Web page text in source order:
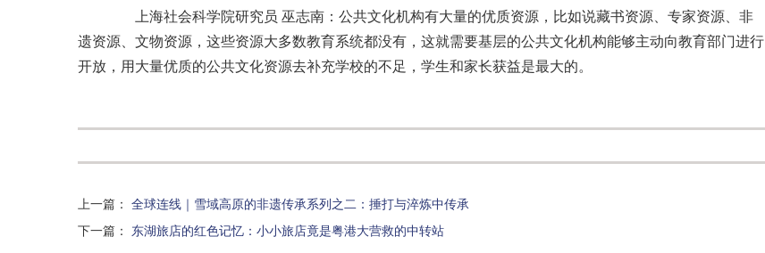
上海社会科学院研究员 巫志南：公共文化机构有大量的优质资源，比如说藏书资源、专家资源、非
遗资源、文物资源，这些资源大多数教育系统都没有，这就需要基层的公共文化机构能够主动向教育部门进行
开放，用大量优质的公共文化资源去补充学校的不足，学生和家长获益是最大的。
上一篇 ： 全球连线｜雪域高原的非遗传承系列之二：捶打与淬炼中传承
下一篇 ： 东湖旅店的红色记忆：小小旅店竟是粤港大营救的中转站